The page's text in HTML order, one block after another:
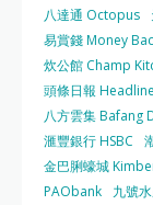
八達通 Octopus
易賞錢 Money
炊公館 Champ
頭條日報
八方雲集 Bafang
滙豐銀行 HSBC
金巴脷蠔城
PAObank
九號